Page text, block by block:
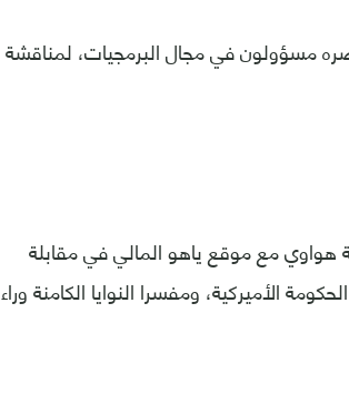
مسؤولون في مجال البرمجيات، لمناقشة
مع موقع ياهو المالي في مقابلة
الأميركية، ومفسرا النوايا الكامنة وراء